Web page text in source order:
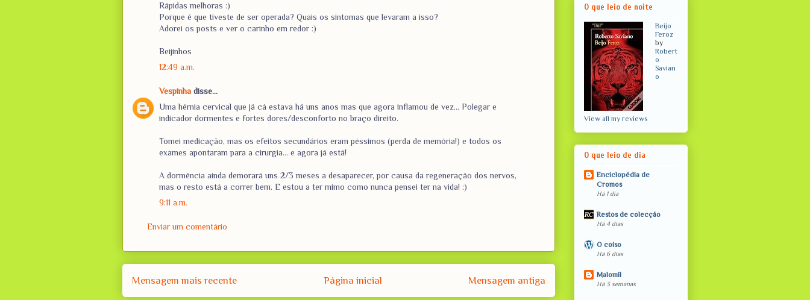
Rápidas melhoras :)
Porque é que tiveste de ser operada? Quais os sintomas que levaram a isso?
Adorei os posts e ver o carinho em redor :)
Beijinhos
12:49 a.m.
Vespinha disse...
Uma hérnia cervical que já cá estava há uns anos mas que agora inflamou de vez... Polegar e
indicador dormentes e fortes dores/desconforto no braço direito.
Tomei medicação, mas os efeitos secundários eram péssimos (perda de memória!) e todos os
exames apontaram para a cirurgia... e agora já está!
A dormência ainda demorará uns 2/3 meses a desaparecer, por causa da regeneração dos nervos,
mas o resto está a correr bem. E estou a ter mimo como nunca pensei ter na vida! :)
9:11 a.m.
Enviar um comentário
Mensagem mais recente Mensagem antiga
Página inicial
O que leio de noite
Beijo
Feroz
by
Robert
o
Savian
o
View all my reviews
O que leio de dia
Enciclopédia de
Cromos
Há 1 dia
Restos de colecção
Há 4 dias
O coiso
Há 6 dias
Malomil
Há 3 semanas